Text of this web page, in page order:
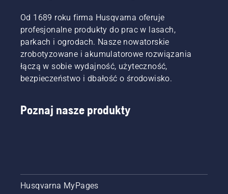
Od 1689 roku firma Husqvarna oferuje
profesjonalne produkty do prac w lasach,
parkach i ogrodach. Nasze nowatorskie
zrobotyzowane i akumulatorowe rozwiązania
łączą w sobie wydajność, użyteczność,
bezpieczeństwo i dbałość o środowisko.
Poznaj nasze produkty
Husqvarna MyPages